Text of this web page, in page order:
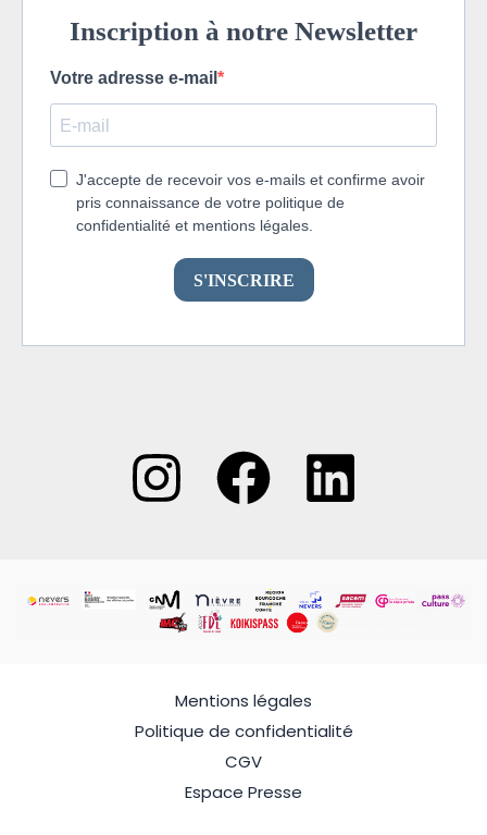
Mentions légales
Politique de confidentialité
CGV
Espace Presse